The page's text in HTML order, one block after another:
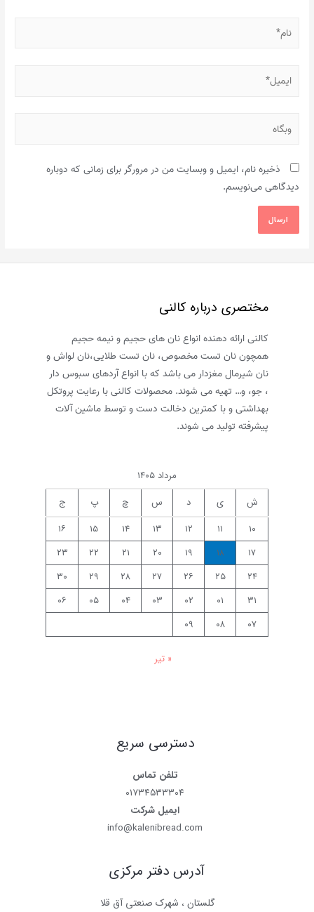
وبگاه
ذخیره نام، ایمیل و وبسایت من در مرورگر برای زمانی که دوباره
دیدگاهی می‌نویسم.
مختصری درباره کالنی
کالنی ارائه دهنده انواع نان های حجیم و نیمه حجیم
همچون نان تست مخصوص، نان تست طلایی،نان لواش و
نان شیرمال مغزدار می باشد که با انواع آردهای سبوس دار
، جو، و… تهیه می شوند. محصولات کالنی با رعایت پروتکل
بهداشتی و با کمترین دخالت دست و توسط ماشین آلات
پیشرفته تولید می شوند.
مرداد ۱۴۰۵
ش
ی د س چ پ
ج
۱۰
۱۱ ۱۲ ۱۳ ۱۴ ۱۵
۱۶
۱۷
۱۸ ۱۹ ۲۰ ۲۱ ۲۲
۲۳
۲۴
۲۵ ۲۶ ۲۷ ۲۸ ۲۹
۳۰
۳۱
۰۱ ۰۲ ۰۳ ۰۴ ۰۵
۰۶
۰۷
۰۸ ۰۹
« تیر
دسترسی سریع
تلفن تماس
۰۱۷۳۴۵۳۳۳۰۴
ایمیل شرکت
info@kalenibread.com
آدرس دفتر مرکزی
گلستان ، شهرک صنعتی آق قلا